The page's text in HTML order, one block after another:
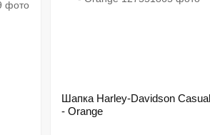
Шапка Harley-Davidson Casual
- Orange